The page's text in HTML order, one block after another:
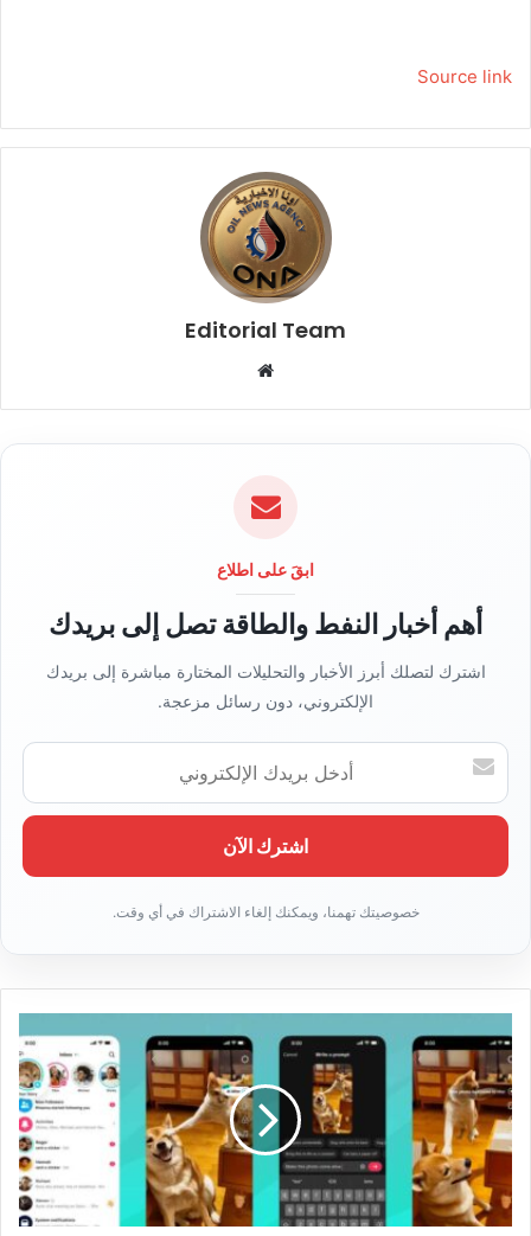
Source link
Editorial Team
ل
ب
ابقَ على اطلاع
أهم أخبار النفط والطاقة تصل إلى بريدك
اشترك لتصلك أبرز الأخبار والتحليلات المختارة مباشرة إلى بريدك
الإلكتروني، دون رسائل مزعجة.
أ
خ
ل
ر
ل
ك
ت
ر
و
ن
ي